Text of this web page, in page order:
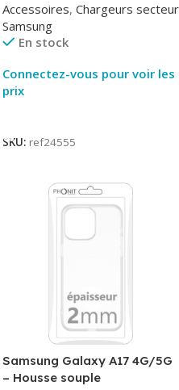
Packaging Original
Accessoires, Chargeurs secteur
Samsung
En stock
Connectez-vous pour voir les
prix
SKU: ref24555
Samsung Galaxy A17 4G/5G
– Housse souple